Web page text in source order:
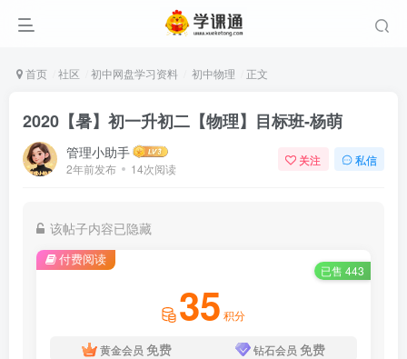
首页 社区 初中网盘学习资料 初中物理 正文
2020【暑】初一升初二【物理】目标班-杨萌
管理小助手
2年前发布 14次阅读
关注 私信
该帖子内容已隐藏
付费阅读
已售 443
35 积分
黄金会员 免费 钻石会员 免费